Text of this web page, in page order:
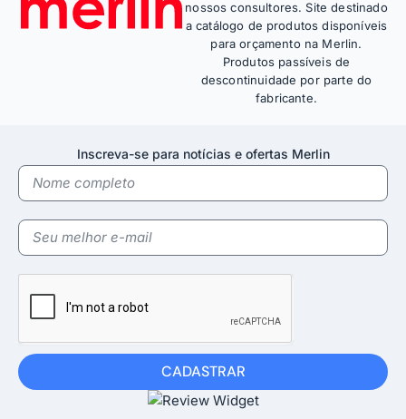
Inscreva-se para notícias e ofertas Merlin
CADASTRAR
nossos consultores. Site destinado
a catálogo de produtos disponíveis
para orçamento na Merlin.
Produtos passíveis de
descontinuidade por parte do
fabricante.